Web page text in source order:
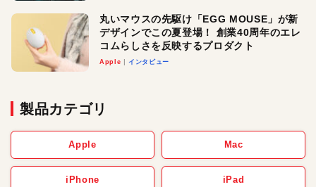
丸いマウスの先駆け「EGG MOUSE」が新
デザインでこの夏登場！ 創業40周年のエレ
コムらしさを反映するプロダクト
Apple インタビュー
製品カテゴリ
Apple Mac
iPhone iPad